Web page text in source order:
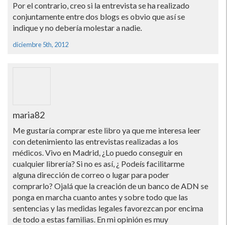
Por el contrario, creo si la entrevista se ha realizado
conjuntamente entre dos blogs es obvio que así­ se
indique y no deberí­a molestar a nadie.
diciembre 5th, 2012
maria82
Me gustarí­a comprar este libro ya que me interesa leer
con detenimiento las entrevistas realizadas a los
médicos. Vivo en Madrid, ¿Lo puedo conseguir en
cualquier librerí­a? Si no es así­, ¿ Podeí­s facilitarme
alguna dirección de correo o lugar para poder
comprarlo? Ojalá que la creación de un banco de ADN se
ponga en marcha cuanto antes y sobre todo que las
sentencias y las medidas legales favorezcan por encima
de todo a estas familias. En mi opinión es muy